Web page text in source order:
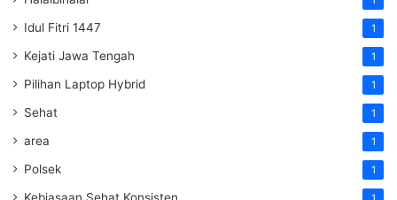
Idul Fitri 1447 1
Kejati Jawa Tengah 1
Pilihan Laptop Hybrid 1
Sehat 1
area 1
Polsek 1